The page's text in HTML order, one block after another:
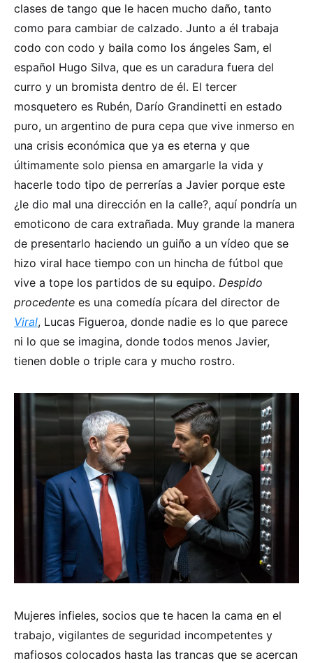
clases de tango que le hacen mucho daño, tanto
como para cambiar de calzado. Junto a él trabaja
codo con codo y baila como los ángeles Sam, el
español Hugo Silva, que es un caradura fuera del
curro y un bromista dentro de él. El tercer
mosquetero es Rubén, Darío Grandinetti en estado
puro, un argentino de pura cepa que vive inmerso en
una crisis económica que ya es eterna y que
últimamente solo piensa en amargarle la vida y
hacerle todo tipo de perrerías a Javier porque este
¿le dio mal una dirección en la calle?, aquí pondría un
emoticono de cara extrañada. Muy grande la manera
de presentarlo haciendo un guiño a un vídeo que se
hizo viral hace tiempo con un hincha de fútbol que
vive a tope los partidos de su equipo. Despido
procedente es una comedía pícara del director de
Viral, Lucas Figueroa, donde nadie es lo que parece
ni lo que se imagina, donde todos menos Javier,
tienen doble o triple cara y mucho rostro.
Mujeres infieles, socios que te hacen la cama en el
trabajo, vigilantes de seguridad incompetentes y
mafiosos colocados hasta las trancas que se acercan